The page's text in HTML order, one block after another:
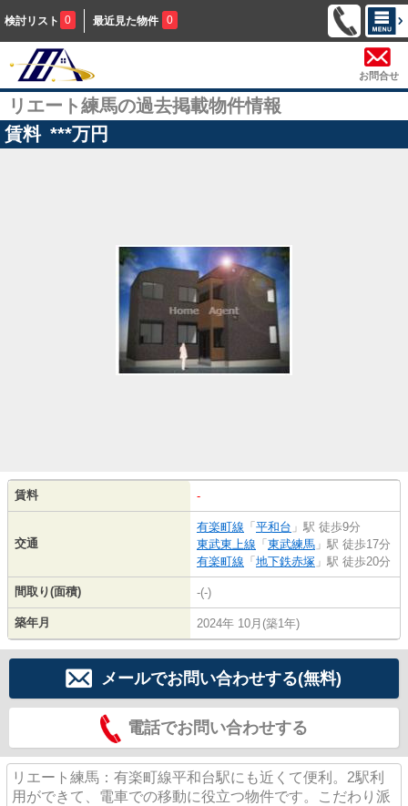
検討リスト 0 最近見た物件 0
お問合せ
リエート練馬の過去掲載物件情報
賃料 ***万円
賃料 -
交通
有楽町線 「 平和台 」駅 徒歩9分
東武東上線 「 東武練馬 」駅 徒歩17分
有楽町線 「 地下鉄赤塚 」駅 徒歩20分
間取り(面積) -(-)
築年月 2024年 10月(築1年)
メールでお問い合わせする(無料)
電話でお問い合わせする
リエート練馬：有楽町線平和台駅にも近くて便利。2駅利
用ができて、電車での移動に役立つ物件です。こだわり派